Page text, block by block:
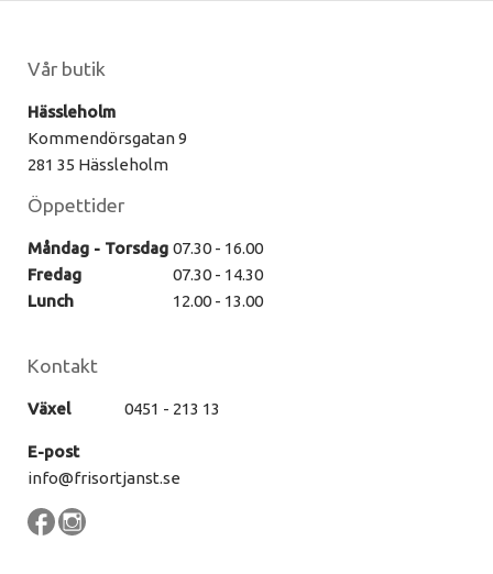
Vår butik
Hässleholm
Kommendörsgatan 9
281 35 Hässleholm
Öppettider
Måndag - Torsdag 07.30 - 16.00
Fredag
07.30 - 14.30
Lunch
12.00 - 13.00
Kontakt
Växel 0451 - 213 13
E-post
info@frisortjanst.se